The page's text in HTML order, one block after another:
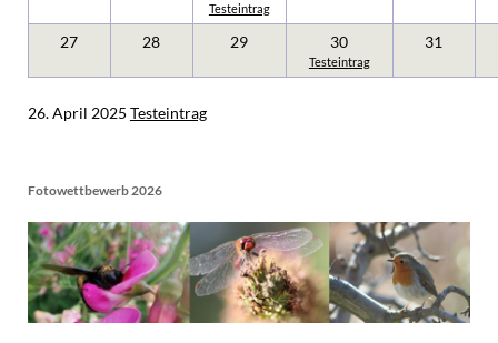
Testeintrag
27 28 29 30
Testeintrag
31
26. April 2025 Testeintrag
Fotowettbewerb 2026